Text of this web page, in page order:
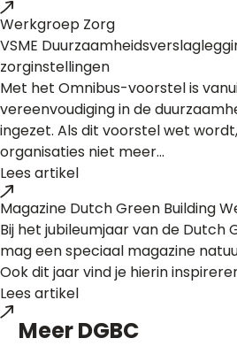
Werkgroep Zorg
VSME
zorginstellingen
Met het Omnibus-voorstel is
vereenvoudiging in de
ingezet. Als dit voorstel wet
organisaties niet meer...
Lees artikel
Magazine Dutch Green Building
Bij het jubileumjaar van de Dutch
mag een speciaal magazine
Ook dit jaar vind je hierin
Lees artikel
MeerDGBC